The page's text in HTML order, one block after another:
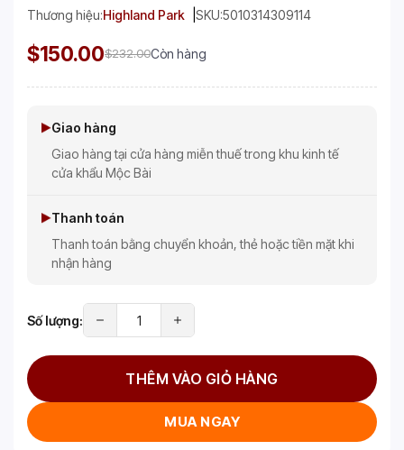
Thương hiệu:Highland Park SKU:5010314309114
$150.00$232.00Còn hàng
Giao hàng
Giao hàng tại cửa hàng miễn thuế trong khu kinh tế
cửa khẩu Mộc Bài
Thanh toán
Thanh toán bằng chuyển khoản, thẻ hoặc tiền mặt khi
nhận hàng
Số lượng:
THÊM VÀO GIỎ HÀNG
MUA NGAY